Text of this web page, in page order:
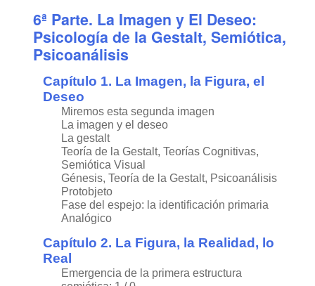
6ª Parte. La Imagen y El Deseo:
Psicología de la Gestalt, Semiótica,
Psicoanálisis
Capítulo 1. La Imagen, la Figura, el
Deseo
Miremos esta segunda imagen
La imagen y el deseo
La gestalt
Teoría de la Gestalt, Teorías Cognitivas,
Semiótica Visual
Génesis, Teoría de la Gestalt, Psicoanálisis
Protobjeto
Fase del espejo: la identificación primaria
Analógico
Capítulo 2. La Figura, la Realidad, lo
Real
Emergencia de la primera estructura